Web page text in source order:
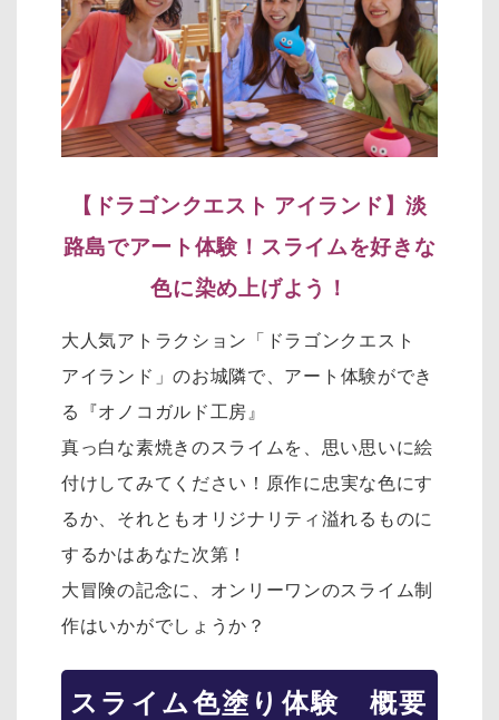
【 ドラゴンクエスト アイランド 】淡
路島でアート体験！スライムを好きな
色に染め上げよう！
大人気アトラクション「ドラゴンクエスト
アイランド」のお城隣で、 アート体験ができ
る『オノコガルド工房』
真っ白な素焼きのスライムを、思い思いに絵
付けしてみてください！ 原作に忠実な色にす
るか、それともオリジナリティ溢れるものに
するかはあなた次第！
大冒険の記念に、オンリーワンのスライム制
作はいかがでしょうか？
スライム色塗り体験 概要